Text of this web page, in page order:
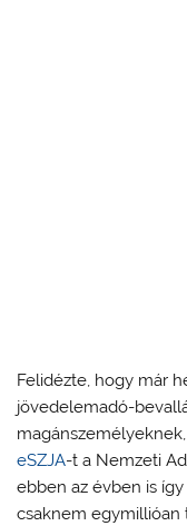
Felidézte, hogy már
jövedelemadó-
eSZJA-t a Nemzeti
ebben az évben is
csaknem